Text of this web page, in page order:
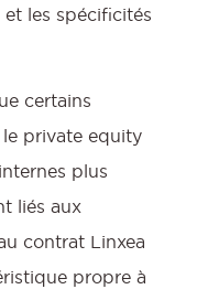
les spécificités
certains
private equity
plus
liés aux
contrat Linxea
propre à